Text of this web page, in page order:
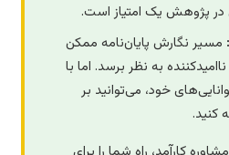
یک امتیاز است.
نگارش پایان‌نامه ممکن
به نظر برسد. اما با
خود، می‌توانید بر